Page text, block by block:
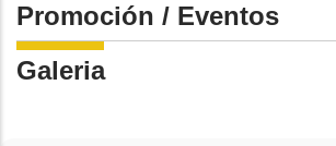
Promoción / Eventos
Galeria